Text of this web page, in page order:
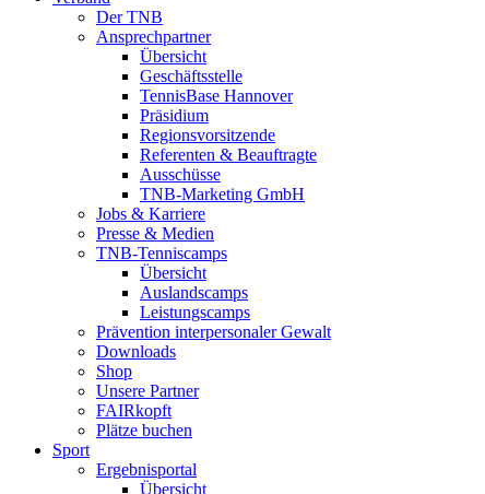
Der TNB
Ansprechpartner
Übersicht
Geschäftsstelle
TennisBase Hannover
Präsidium
Regionsvorsitzende
Referenten & Beauftragte
Ausschüsse
TNB-Marketing GmbH
Jobs & Karriere
Presse & Medien
TNB-Tenniscamps
Übersicht
Auslandscamps
Leistungscamps
Prävention interpersonaler Gewalt
Downloads
Shop
Unsere Partner
FAIRkopft
Plätze buchen
Sport
Ergebnisportal
Übersicht